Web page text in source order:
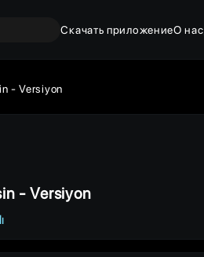
Скачать приложениеО нас
- Versiyon
- Versiyon